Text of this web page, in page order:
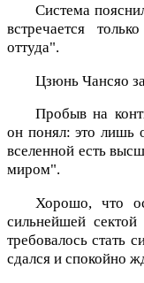
Система
встречается
оттуда".
Цзюнь Чансяо
Пробыв на
он понял: это лишь
вселенной есть
миром".
Хорошо, что
сильнейшей
требовалось стать
сдался и спокойно